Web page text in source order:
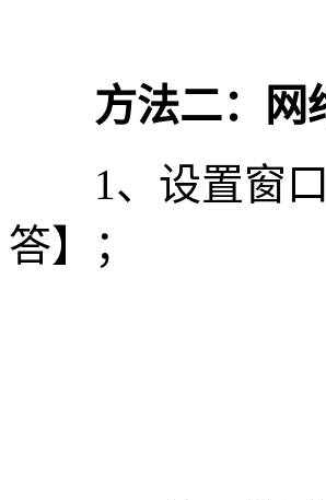
方法二：网
1、设置窗口
答】；